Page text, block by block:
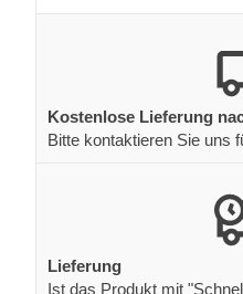
Kostenlose Lieferung
Bitte kontaktieren Sie uns
Lieferung
Ist das Produkt mit